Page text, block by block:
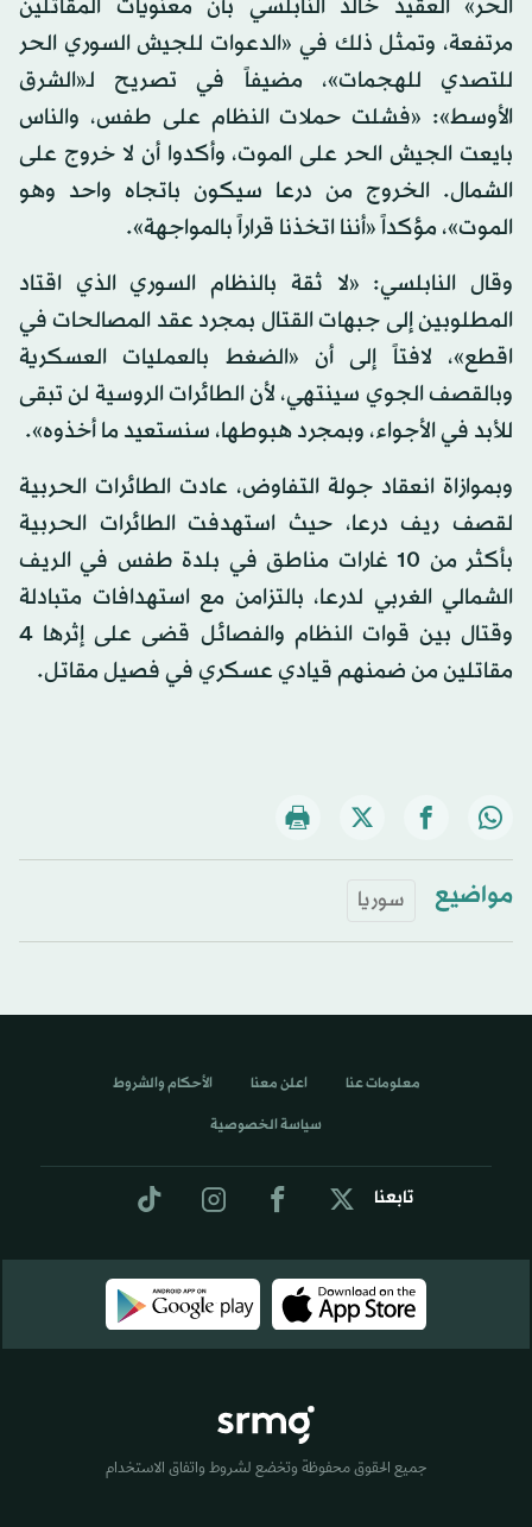
الحر» العقيد خالد النابلسي بأن معنويات المقاتلين
مرتفعة، وتمثل ذلك في «الدعوات للجيش السوري الحر
للتصدي للهجمات»، مضيفاً في تصريح لـ«الشرق
الأوسط»: «فشلت حملات النظام على طفس، والناس
بايعت الجيش الحر على الموت، وأكدوا أن لا خروج على
الشمال. الخروج من درعا سيكون باتجاه واحد وهو
الموت»، مؤكداً «أننا اتخذنا قراراً بالمواجهة».
وقال النابلسي: «لا ثقة بالنظام السوري الذي اقتاد
المطلوبين إلى جبهات القتال بمجرد عقد المصالحات في
اقطع»، لافتاً إلى أن «الضغط بالعمليات العسكرية
وبالقصف الجوي سينتهي، لأن الطائرات الروسية لن تبقى
للأبد في الأجواء، وبمجرد هبوطها، سنستعيد ما أخذوه».
وبموازاة انعقاد جولة التفاوض، عادت الطائرات الحربية
لقصف ريف درعا، حيث استهدفت الطائرات الحربية
بأكثر من 10 غارات مناطق في بلدة طفس في الريف
الشمالي الغربي لدرعا، بالتزامن مع استهدافات متبادلة
وقتال بين قوات النظام والفصائل قضى على إثرها 4
مقاتلين من ضمنهم قيادي عسكري في فصيل مقاتل.
مواضيع سوريا
تابعنا
معلومات عنا اعلن معنا الأحكام والشروط
سياسة الخصوصية
جميع الحقوق محفوظة وتخضع لشروط واتفاق الاستخدام